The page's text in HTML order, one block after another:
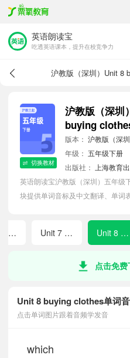
英语朗读宝
吃透英语课本，提升在校竞争力
沪教版（深圳）Unit 8
切换教材
沪教版（深圳
buying
版本： 沪教版（深圳
年级： 五年级下册
出版社：
上海教育
英语朗读宝沪教版（深圳）五年级
块提供单词音标及中文翻译、单词
音，提高听写记忆能力。
Unit 6 holiday Unit 7 open day Unit 8 buying clothes
点击免
Unit 8 buying clothes单词
点击单词图片跟着音频学发音
which